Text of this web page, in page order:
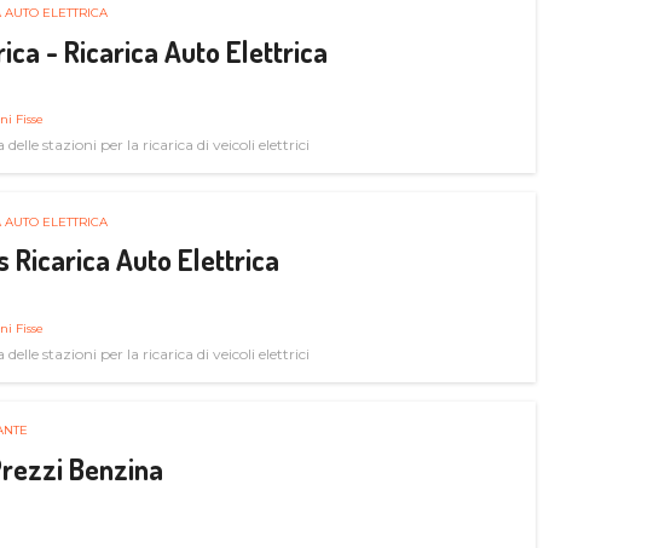
AUTO ELETTRICA
- Ricarica Auto Elettrica
Fisse
delle stazioni per la ricarica di veicoli elettrici
AUTO ELETTRICA
Ricarica Auto Elettrica
Fisse
delle stazioni per la ricarica di veicoli elettrici
Benzina